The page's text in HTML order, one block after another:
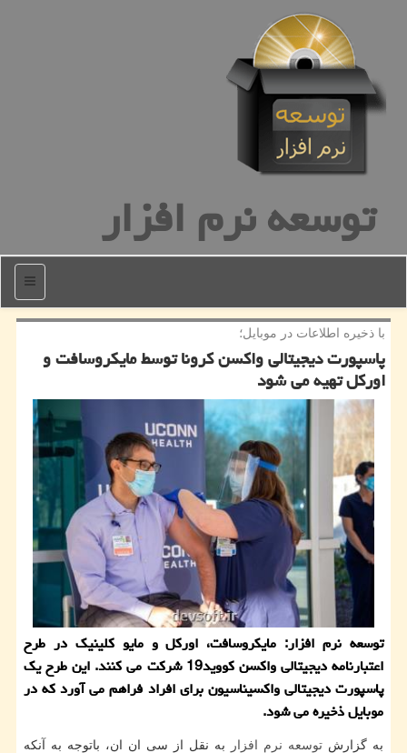
توسعه نرم افزار
منو
با ذخیره اطلاعات در موبایل؛
پاسپورت دیجیتالی واكسن كرونا توسط مایكروسافت و
اوركل تهیه می شود
توسعه نرم افزار: مایکروسافت، اورکل و مایو کلینیک در طرح
اعتبارنامه دیجیتالی واکسن کووید19 شرکت می کنند. این طرح یک
پاسپورت دیجیتالی واکسیناسیون برای افراد فراهم می آورد که در
موبایل ذخیره می شود.
به گزارش توسعه نرم افزار
به نقل از سی ان ان، باتوجه به آنکه